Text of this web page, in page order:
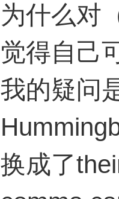
为什么对
觉得自己
我的疑问
换成了